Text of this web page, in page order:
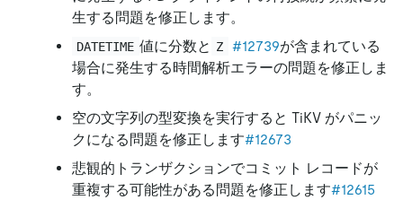
生する問題を修正します。
DATETIME 値に分数と Z #12739が含まれている
場合に発生する時間解析エラーの問題を修正しま
す。
空の文字列の型変換を実行すると TiKV がパニッ
クになる問題を修正します#12673
悲観的トランザクションでコミット レコードが
重複する可能性がある問題を修正します#12615